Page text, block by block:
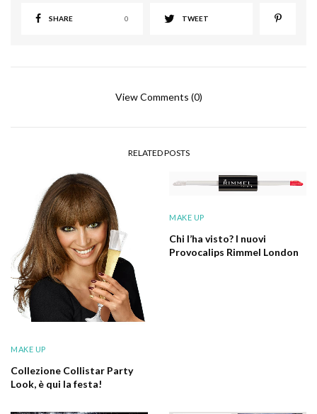
SHARE 0 TWEET
View Comments (0)
RELATED POSTS
MAKE UP
Collezione Collistar Party
Look, è qui la festa!
MAKE UP
Chi l’ha visto? I nuovi
Provocalips Rimmel London